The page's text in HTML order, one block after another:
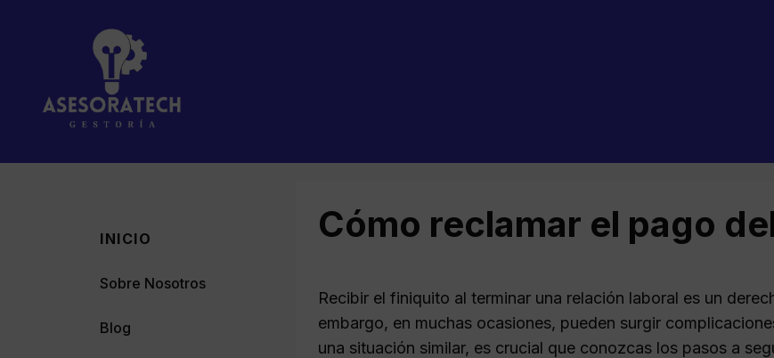
Cómo reclamar el pago
Recibir el finiquito al terminar una relación laboral es un
embargo, en muchas ocasiones, pueden surgir
una situación similar, es crucial que conozcas los pasos a
INICIO
Sobre Nosotros
Blog